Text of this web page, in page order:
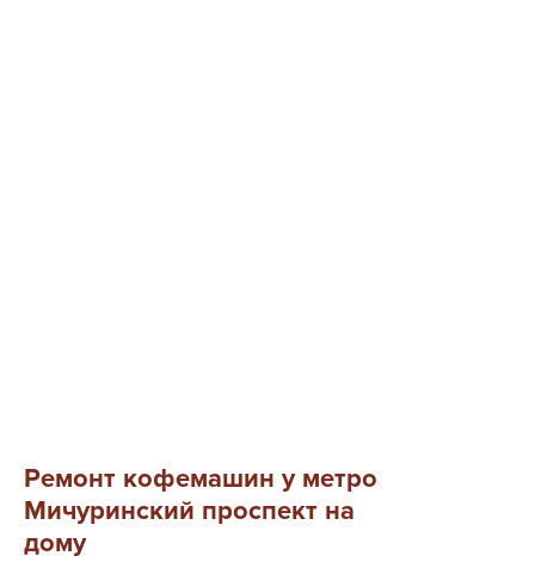
Ремонт кофемашин у метро
Мичуринский проспект на
дому